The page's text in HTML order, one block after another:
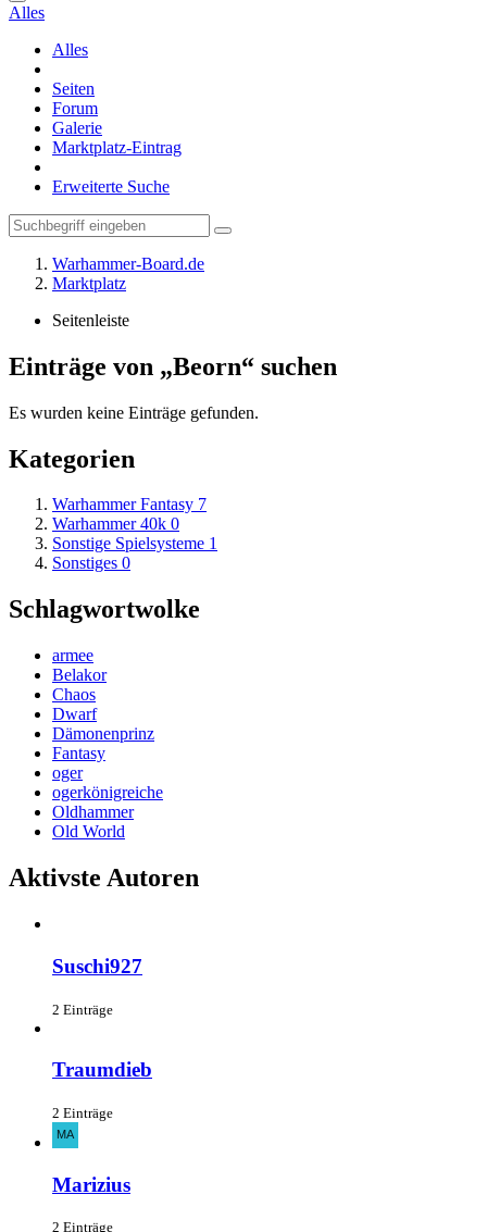
Alles
Alles
Seiten
Forum
Galerie
Marktplatz-Eintrag
Erweiterte Suche
Warhammer-Board.de
Marktplatz
Seitenleiste
Einträge von „Beorn“ suchen
Es wurden keine Einträge gefunden.
Kategorien
Warhammer Fantasy 7
Warhammer 40k 0
Sonstige Spielsysteme 1
Sonstiges 0
Schlagwortwolke
armee
Belakor
Chaos
Dwarf
Dämonenprinz
Fantasy
oger
ogerkönigreiche
Oldhammer
Old World
Aktivste Autoren
Suschi927
2 Einträge
Traumdieb
2 Einträge
Marizius
2 Einträge